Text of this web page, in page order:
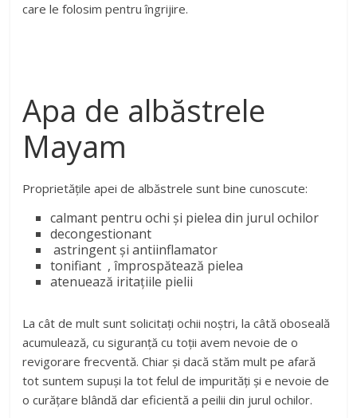
care le folosim pentru îngrijire.
Apa de albăstrele
Mayam
Proprietățile apei de albăstrele sunt bine cunoscute:
calmant pentru ochi și pielea din jurul ochilor
decongestionant
astringent și antiinflamator
tonifiant , împrospătează pielea
atenuează iritațiile pielii
La cât de mult sunt solicitați ochii noștri, la câtă oboseală
acumulează, cu siguranță cu toții avem nevoie de o
revigorare frecventă. Chiar și dacă stăm mult pe afară
tot suntem supuși la tot felul de impurități și e nevoie de
o curățare blândă dar eficientă a peilii din jurul ochilor.